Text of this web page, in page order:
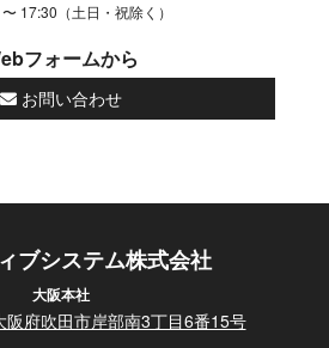
17:30（土日・祝除く）
フォームから
お問い合わせ
ブシステム株式会社
大阪本社
阪府吹田市岸部南3丁目6番15号